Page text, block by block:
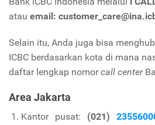
atau email:
Selain itu, Anda juga bisa
ICBC berdasarkan kota di mana
daftar lengkap nomorcall center
Area Jakarta
Kantor pusat: (021)